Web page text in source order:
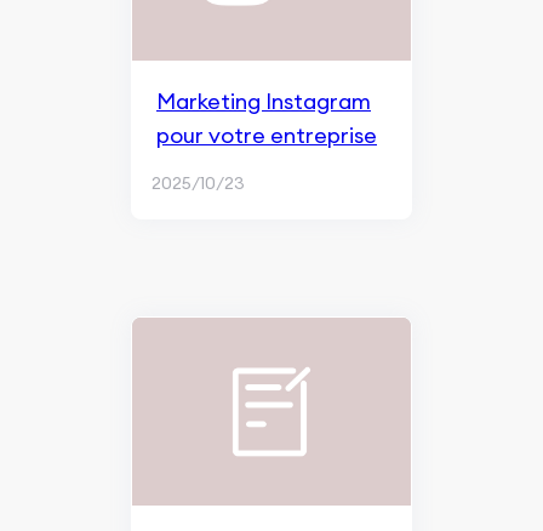
Marketing Instagram
pour votre entreprise
2025/10/23